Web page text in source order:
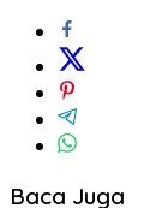
Baca Juga